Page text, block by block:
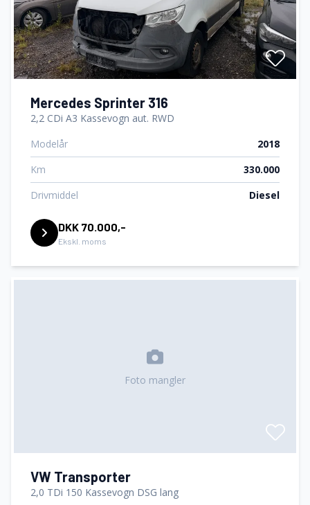
Mercedes Sprinter 316
2,2 CDi A3 Kassevogn aut. RWD
Modelår
2018
Km
330.000
Drivmiddel
Diesel
DKK 70.000,-
Ekskl. moms
Foto mangler
VW Transporter
2,0 TDi 150 Kassevogn DSG lang